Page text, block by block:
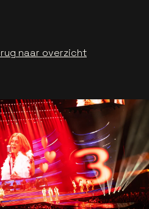
naar overzicht